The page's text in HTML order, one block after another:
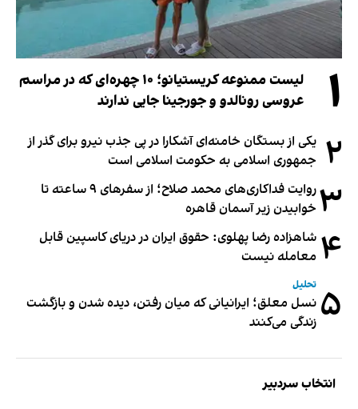
۱
لیست ممنوعه کریستیانو؛ ۱۰ چهره‌ای که در مراسم
عروسی رونالدو و جورجینا جایی ندارند
۲ یکی از بستگان خامنه‌ای آشکارا در پی جذب نیرو برای گذر از
جمهوری اسلامی به حکومت اسلامی است
۳
روایت فداکاری‌های محمد صلاح؛ از سفرهای ۹ ساعته تا
خوابیدن زیر آسمان قاهره
۴ شاهزاده رضا پهلوی: حقوق ایران در دریای کاسپین قابل
معامله نیست
۵ تحلیل
نسل معلق؛ ایرانیانی که میان رفتن، دیده شدن و بازگشت
زندگی می‌کنند
انتخاب سردبیر